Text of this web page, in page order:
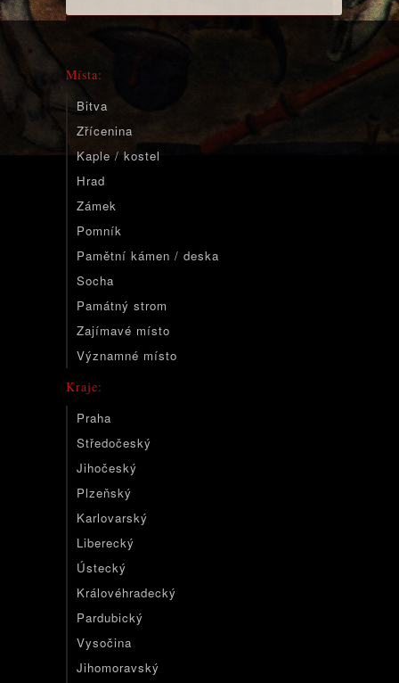
Místa:
Bitva
Zřícenina
Kaple / kostel
Hrad
Zámek
Pomník
Pamětní kámen / deska
Socha
Památný strom
Zajímavé místo
Významné místo
Kraje:
Praha
Středočeský
Jihočeský
Plzeňský
Karlovarský
Liberecký
Ústecký
Královéhradecký
Pardubický
Vysočina
Jihomoravský